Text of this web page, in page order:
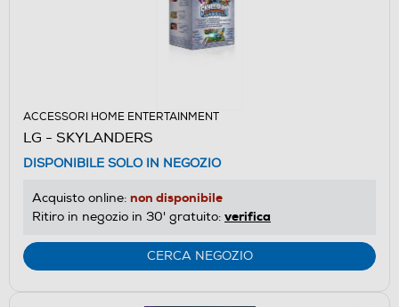
ACCESSORI HOME ENTERTAINMENT
LG - SKYLANDERS
DISPONIBILE SOLO IN NEGOZIO
Acquisto online: non disponibile
Ritiro in negozio in 30' gratuito: verifica
CERCA NEGOZIO